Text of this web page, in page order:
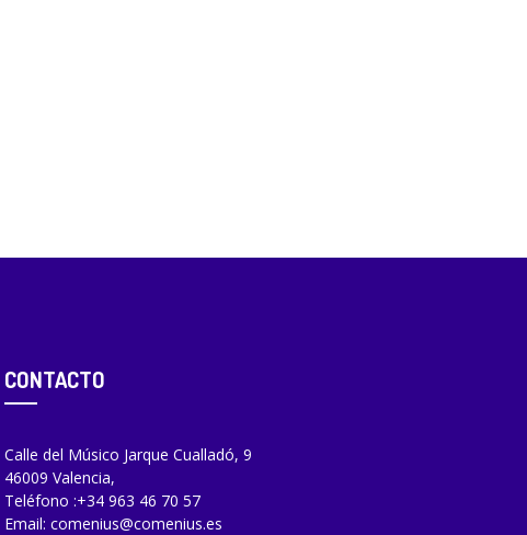
CONTACTO
Calle del Músico Jarque Cualladó, 9
46009 Valencia,
Teléfono :+34 963 46 70 57
Email: comenius@comenius.es